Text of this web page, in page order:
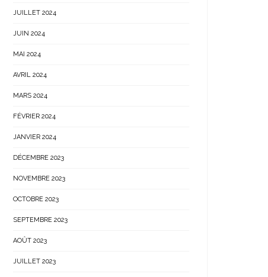
JUILLET 2024
JUIN 2024
MAI 2024
AVRIL 2024
MARS 2024
FÉVRIER 2024
JANVIER 2024
DÉCEMBRE 2023
NOVEMBRE 2023
OCTOBRE 2023
SEPTEMBRE 2023
AOÛT 2023
JUILLET 2023